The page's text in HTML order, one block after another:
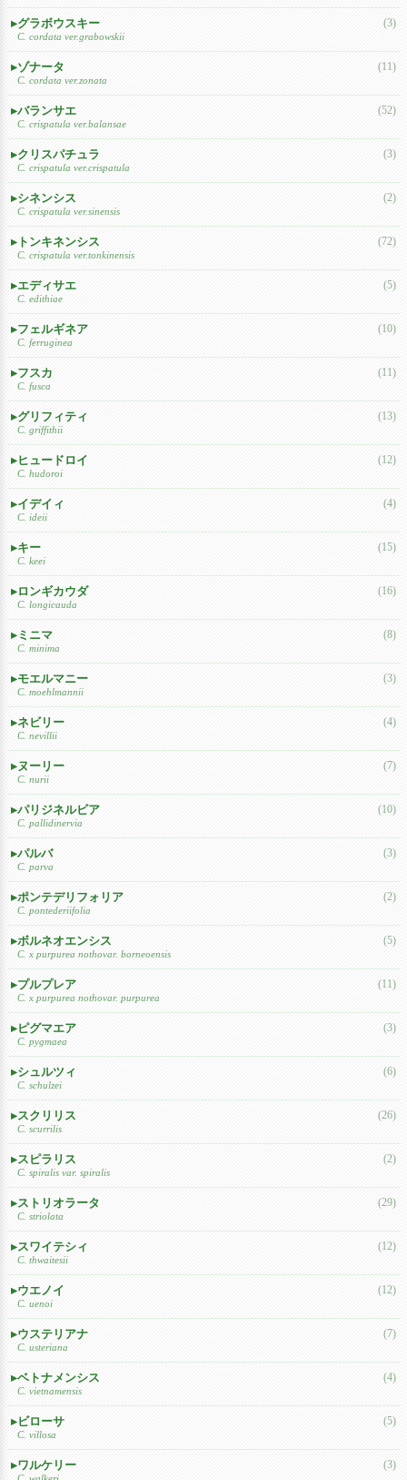
グラボウスキー
C. cordata ver.grabowskii
(3)
ゾナータ
C. cordata ver.zonata
(11)
バランサエ
C. crispatula ver.balansae
(52)
クリスパチュラ
C. crispatula ver.crispatula
(3)
シネンシス
C. crispatula ver.sinensis
(2)
トンキネンシス
C. crispatula ver.tonkinensis
(72)
エディサエ
C. edithiae
(5)
フェルギネア
C. ferruginea
(10)
フスカ
C. fusca
(11)
グリフィティ
C. griffithii
(13)
ヒュードロイ
C. hudoroi
(12)
イデイィ
C. ideii
(4)
キー
C. keei
(15)
ロンギカウダ
C. longicauda
(16)
ミニマ
C. minima
(8)
モエルマニー
C. moehlmannii
(3)
ネビリー
C. nevillii
(4)
ヌーリー
C. nurii
(7)
パリジネルビア
C. pallidinervia
(10)
パルバ
C. parva
(3)
ポンテデリフォリア
C. pontederiifolia
(2)
ボルネオエンシス
C. x purpurea nothovar. borneoensis
(5)
プルプレア
C. x purpurea nothovar. purpurea
(11)
ピグマエア
C. pygmaea
(3)
シュルツィ
C. schulzei
(6)
スクリリス
C. scurrilis
(26)
スピラリス
C. spiralis var. spiralis
(2)
ストリオラータ
C. striolata
(29)
スワイテシィ
C. thwaitesii
(12)
ウエノイ
C. uenoi
(12)
ウステリアナ
C. usteriana
(7)
ベトナメンシス
C. vietnamensis
(4)
ビローサ
C. villosa
(5)
ワルケリー (3)